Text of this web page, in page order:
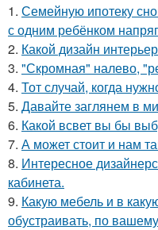
1. Семейную ипотеку
с одним ребёнком
2. Какой дизайн
3. "Скромная" налево,
4. Тот случай, когда
5. Давайте заглянем в
6. Какой всвет вы бы
7. А может стоит и нам
8. Интересное
кабинета.
9. Какую мебель и в
обустраивать, по